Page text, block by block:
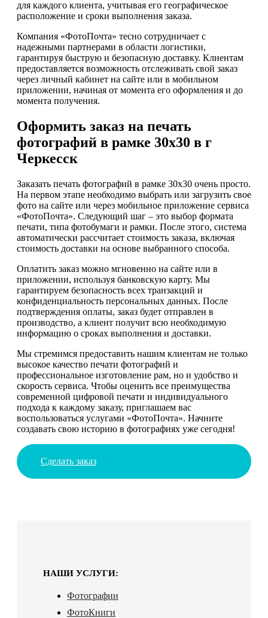
для каждого клиента, учитывая его географическое
расположение и сроки выполнения заказа.
Компания «ФотоПочта» тесно сотрудничает с
надежными партнерами в области логистики,
гарантируя быструю и безопасную доставку. Клиентам
предоставляется возможность отслеживать свой заказ
через личный кабинет на сайте или в мобильном
приложении, начиная от момента его оформления и до
момента получения.
Оформить заказ на печать
фотографий в рамке 30х30 в г
Черкесск
Заказать печать фотографий в рамке 30х30 очень просто.
На первом этапе необходимо выбрать или загрузить свое
фото на сайте или через мобильное приложение сервиса
«ФотоПочта». Следующий шаг – это выбор формата
печати, типа фотобумаги и рамки. После этого, система
автоматически рассчитает стоимость заказа, включая
стоимость доставки на основе выбранного способа.
Оплатить заказ можно мгновенно на сайте или в
приложении, используя банковскую карту. Мы
гарантируем безопасность всех транзакций и
конфиденциальность персональных данных. После
подтверждения оплаты, заказ будет отправлен в
производство, а клиент получит всю необходимую
информацию о сроках выполнения и доставки.
Мы стремимся предоставить нашим клиентам не только
высокое качество печати фотографий и
профессиональное изготовление рам, но и удобство и
скорость сервиса. Чтобы оценить все преимущества
современной цифровой печати и индивидуального
подхода к каждому заказу, приглашаем вас
воспользоваться услугами «ФотоПочта». Начните
создавать свою историю в фотографиях уже сегодня!
Сделать заказ
НАШИ УСЛУГИ:
Фотографии
ФотоКниги